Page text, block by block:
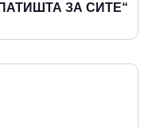
ЗА СИТЕ“